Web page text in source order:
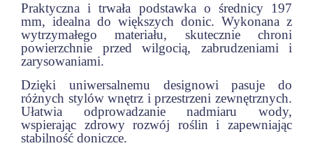
Praktyczna i trwała podstawka o średnicy 197
mm, idealna do większych donic. Wykonana z
wytrzymałego materiału, skutecznie chroni
powierzchnie przed wilgocią, zabrudzeniami i
zarysowaniami.
Dzięki uniwersalnemu designowi pasuje do
różnych stylów wnętrz i przestrzeni zewnętrznych.
Ułatwia odprowadzanie nadmiaru wody,
wspierając zdrowy rozwój roślin i zapewniając
stabilność doniczce.